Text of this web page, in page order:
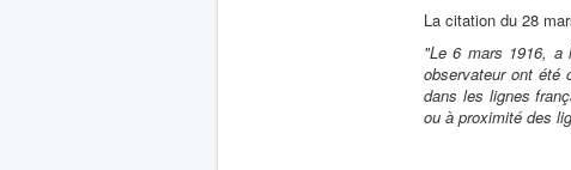
La citation du 28
"Le 6 mars 1916, a
observateur ont été
dans les lignes
ou à proximité des